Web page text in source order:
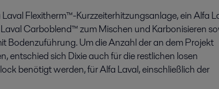
Flexitherm™-Kurzzeiterhitzungsanlage, ein Alfa
Carboblend™ zum Mischen und Karbonisieren
Bodenzuführung. Um die Anzahl der an dem Projekt
entschied sich Dixie auch für die restlichen losen
benötigt werden, für Alfa Laval, einschließlich der